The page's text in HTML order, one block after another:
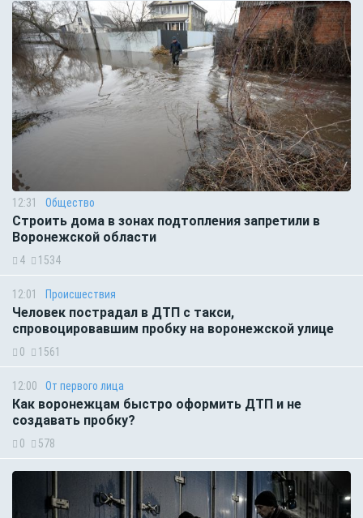
12:31 Общество
Строить дома в зонах подтопления запретили в
Воронежской области
4 1534
12:01 Происшествия
Человек пострадал в ДТП с такси,
спровоцировавшим пробку на воронежской улице
0 1561
12:00 От первого лица
Как воронежцам быстро оформить ДТП и не
создавать пробку?
0 578